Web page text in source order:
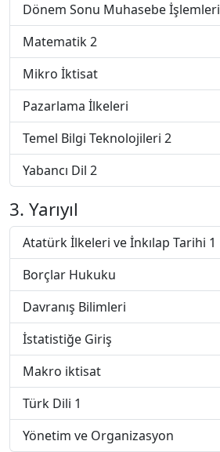
Dönem Sonu Muhasebe İşlemleri
Matematik 2
Mikro İktisat
Pazarlama İlkeleri
Temel Bilgi Teknolojileri 2
Yabancı Dil 2
3. Yarıyıl
Atatürk İlkeleri ve İnkılap Tarihi 1
Borçlar Hukuku
Davranış Bilimleri
İstatistiğe Giriş
Makro iktisat
Türk Dili 1
Yönetim ve Organizasyon